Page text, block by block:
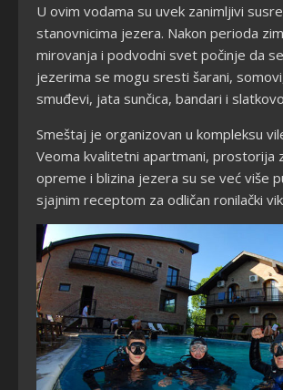
U ovim vodama su uvek zanimljivi
stanovnicima jezera. Nakon perioda
mirovanja i podvodni svet počinje da
jezerima se mogu sresti šarani,
smuđevi, jata sunčica, bandari i
Smeštaj je organizovan u kompleksu
Veoma kvalitetni apartmani, prostorija
opreme i blizina jezera su se već više
sjajnim receptom za odličan ronilački